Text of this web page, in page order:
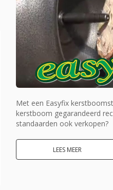
Met een Easyfix
kerstboom gegarandeerd
standaarden ook verkopen?
LEES MEER